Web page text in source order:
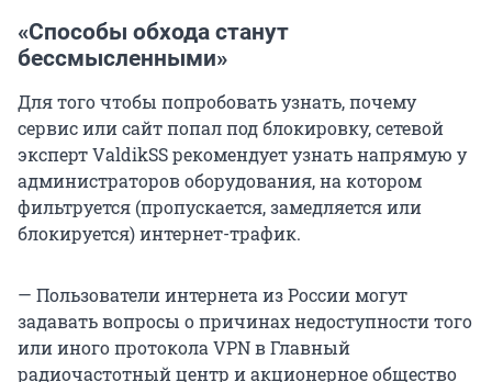
«Способы обхода станут
бессмысленными»
Для того чтобы попробовать узнать, почему
сервис или сайт попал под блокировку, сетевой
эксперт ValdikSS рекомендует узнать напрямую у
администраторов оборудования, на котором
фильтруется (пропускается, замедляется или
блокируется) интернет-трафик.
— Пользователи интернета из России могут
задавать вопросы о причинах недоступности того
или иного протокола VPN в Главный
радиочастотный центр и акционерное общество